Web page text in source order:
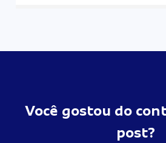
Você gostou do
post?